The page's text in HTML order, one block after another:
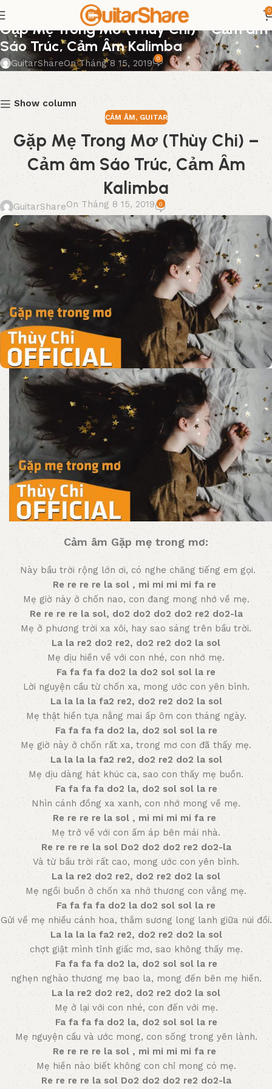
0
CẢM ÂM
Gặp Mẹ Trong Mơ (Thùy Chi) – Cảm âm
Sáo Trúc, Cảm Âm Kalimba
GuitarShareOn Tháng 8 15, 2019 0
Show column
CẢM ÂM, GUITAR
Gặp Mẹ Trong Mơ (Thùy Chi) –
Cảm âm Sáo Trúc, Cảm Âm
Kalimba
GuitarShareOn Tháng 8 15, 2019 0
Cảm âm Gặp mẹ trong mơ:
Này bầu trời rộng lớn ơi, có nghe chăng tiếng em gọi.
Re re re re la sol , mi mi mi mi fa re
Mẹ giờ này ở chốn nao, con đang mong nhớ về mẹ.
Re re re re la sol, do2 do2 do2 do2 re2 do2-la
Mẹ ở phương trời xa xôi, hay sao sáng trên bầu trời.
La la re2 do2 re2, do2 re2 do2 la sol
Mẹ dịu hiền về với con nhé, con nhớ mẹ.
Fa fa fa fa do2 la do2 sol sol la re
Lời nguyện cầu từ chốn xa, mong ước con yên bình.
La la la la fa2 re2, do2 re2 do2 la sol
Mẹ thật hiền tựa nắng mai ấp ôm con tháng ngày.
Fa fa fa fa do2 la, do2 sol sol la re
Mẹ giờ này ở chốn rất xa, trong mơ con đã thấy mẹ.
La la la la fa2 re2, do2 re2 do2 la sol
Mẹ dịu dàng hát khúc ca, sao con thấy mẹ buồn.
Fa fa fa fa do2 la, do2 sol sol la re
Nhìn cánh đồng xa xanh, con nhớ mong về mẹ.
Re re re re la sol , mi mi mi mi fa re
Mẹ trở về với con ấm áp bên mái nhà.
Re re re re la sol Do2 do2 do2 re2 do2-la
Và từ bầu trời rất cao, mong ước con yên bình.
La la re2 do2 re2, do2 re2 do2 la sol
Mẹ ngồi buồn ở chốn xa nhớ thương con vắng mẹ.
Fa fa fa fa do2 la do2 sol sol la re
Gửi về mẹ nhiều cánh hoa, thắm sương long lanh giữa núi đồi.
La la la la fa2 re2, do2 re2 do2 la sol
chợt giật mình tỉnh giấc mơ, sao không thấy mẹ.
Fa fa fa fa do2 la, do2 sol sol la re
nghẹn nghào thương mẹ bao la, mong đến bên mẹ hiền.
La la re2 do2 re2, do2 re2 do2 la sol
Mẹ ở lại với con nhé, con đến với mẹ.
Fa fa fa fa do2 la, do2 sol sol la re
Mẹ nguyện cầu và ước mong, con sống trong yên lành.
Re re re re la sol , mi mi mi mi fa re
Mẹ hiền nào biết không con chỉ mong có mẹ.
Re re re re la sol Do2 do2 do2 re2 do2-la